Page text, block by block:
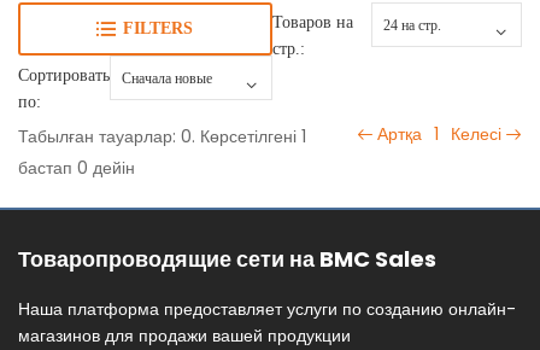
FILTERS
Сортировать
по:
Товаров на
стр.:
Табылған тауарлар: 0. Көрсетілгені 1
бастап 0 дейін
Артқа 1 Келесі
Товаропроводящие сети на BMC Sales
Наша платформа предоставляет услуги по созданию онлайн-
магазинов для продажи вашей продукции